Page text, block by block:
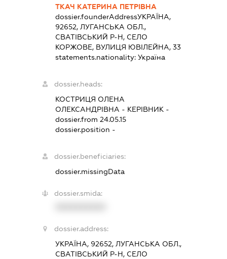
ТКАЧ КАТЕРИНА ПЕТРІВНА
dossier.founderAddressУКРАЇНА,
92652, ЛУГАНСЬКА ОБЛ.,
СВАТІВСЬКИЙ Р-Н, СЕЛО
КОРЖОВЕ, ВУЛИЦЯ ЮВІЛЕЙНА, 33
statements.nationality: Україна
dossier.heads:
КОСТРИЦЯ ОЛЕНА
ОЛЕКСАНДРІВНА - КЕРІВНИК -
dossier.from 24.05.15
dossier.position -
dossier.beneficiaries:
dossier.missingData
dossier.smida:
dossier.address:
УКРАЇНА, 92652, ЛУГАНСЬКА ОБЛ.,
СВАТІВСЬКИЙ Р-Н, СЕЛО